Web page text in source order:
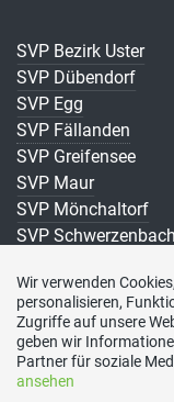
SVP Bezirk Uster
SVP Dübendorf
SVP Egg
SVP Fällanden
SVP Greifensee
SVP Maur
SVP Mönchaltorf
SVP Schwerzenbach
SVP Volketswil
SVP Wangen-
Wir verwenden
personalisieren,
Zugriffe auf unsere
geben wir
Partner für soziale
ansehen